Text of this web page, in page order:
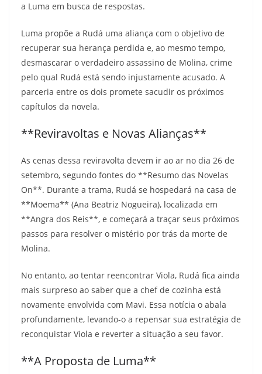
a Luma em busca de respostas.
Luma propõe a Rudá uma aliança com o objetivo de
recuperar sua herança perdida e, ao mesmo tempo,
desmascarar o verdadeiro assassino de Molina, crime
pelo qual Rudá está sendo injustamente acusado. A
parceria entre os dois promete sacudir os próximos
capítulos da novela.
**Reviravoltas e Novas Alianças**
As cenas dessa reviravolta devem ir ao ar no dia 26 de
setembro, segundo fontes do **Resumo das Novelas
On**. Durante a trama, Rudá se hospedará na casa de
**Moema** (Ana Beatriz Nogueira), localizada em
**Angra dos Reis**, e começará a traçar seus próximos
passos para resolver o mistério por trás da morte de
Molina.
No entanto, ao tentar reencontrar Viola, Rudá fica ainda
mais surpreso ao saber que a chef de cozinha está
novamente envolvida com Mavi. Essa notícia o abala
profundamente, levando-o a repensar sua estratégia de
reconquistar Viola e reverter a situação a seu favor.
**A Proposta de Luma**